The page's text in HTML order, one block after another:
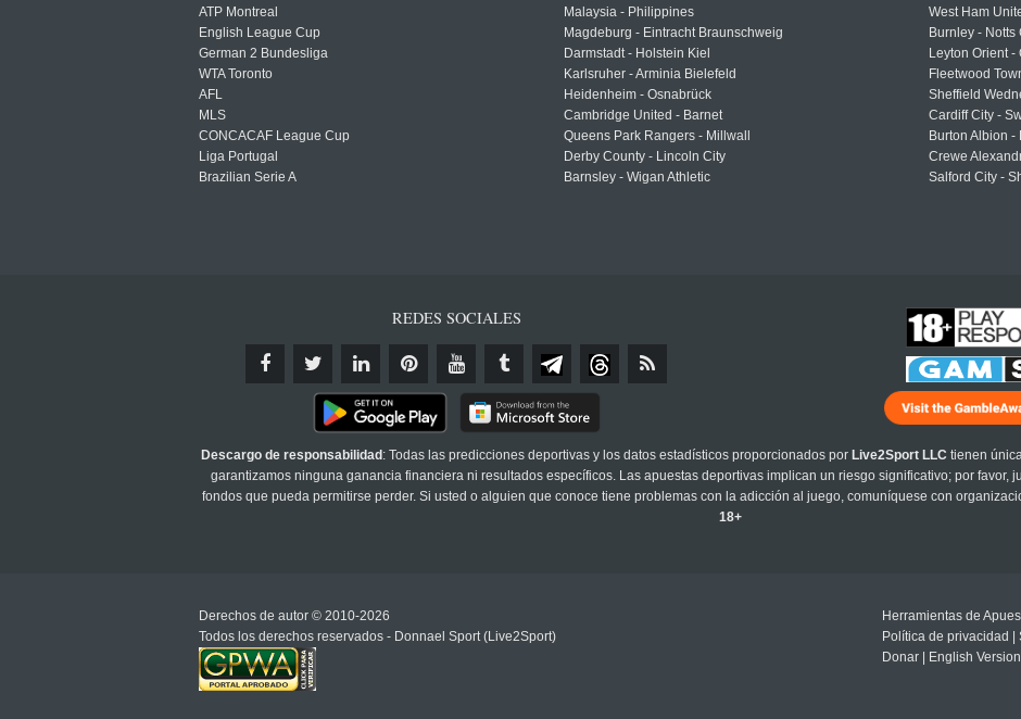
ATP Montreal
English League Cup
German 2 Bundesliga
WTA Toronto
AFL
MLS
CONCACAF League Cup
Liga Portugal
Brazilian Serie A
Malaysia - Philippines
Magdeburg - Eintracht Braunschweig
Darmstadt - Holstein Kiel
Karlsruher - Arminia Bielefeld
Heidenheim - Osnabrück
Cambridge United - Barnet
Queens Park Rangers - Millwall
Derby County - Lincoln City
Barnsley - Wigan Athletic
West Ham
Burnley - Notts
Leyton Orient -
Fleetwood
Sheffield
Cardiff City -
Burton Albion
Crewe
Salford City -
REDES SOCIALES
Descargo de responsabilidad : Todas las predicciones deportivas y los datos estadísticos proporcionados por Live2Sport LLC tienen
garantizamos ninguna ganancia financiera ni resultados específicos. Las apuestas deportivas implican un riesgo significativo; por favor,
fondos que pueda permitirse perder. Si usted o alguien que conoce tiene problemas con la adicción al juego, comuníquese con
18+
Derechos de autor © 2010-2026
Todos los derechos reservados - Donnael Sport (Live2Sport)
Herramientas de
Política de privacidad
Donar
English Version